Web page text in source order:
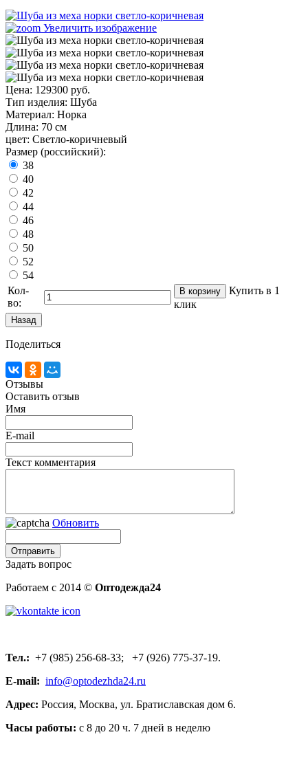
Увеличить изображение
Цена: 129300 руб.
Тип изделия: Шуба
Материал: Норка
Длина: 70 см
цвет: Светло-коричневый
Размер (российский):
38
40
42
44
46
48
50
52
54
Кол-
во:
Купить в 1
клик
Поделиться
Отзывы
Оставить отзыв
Имя
E-mail
Текст комментария
Обновить
Задать вопрос
Работаем с 2014 © Оптодежда24
Тел.: +7 (985) 256-68-33; +7 (926) 775-37-19.
E-mail: info@optodezhda24.ru
Адрес: Россия, Москва, ул. Братиславская дом 6.
Часы работы: с 8 до 20 ч. 7 дней в неделю